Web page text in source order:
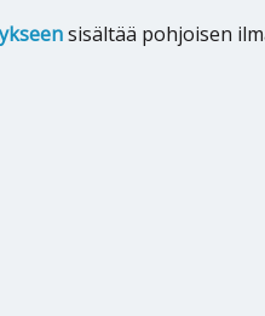
sisältää pohjoisen